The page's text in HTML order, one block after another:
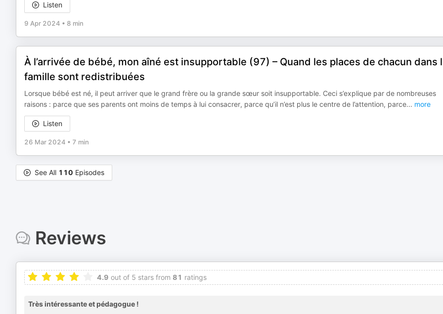
Listen
9 Apr 2024 • 8 min
À l’arrivée de bébé, mon aîné est insupportable (97) – Quand les places de chacun dans
famille sont redistribuées
Lorsque bébé est né, il peut arriver que le grand frère ou la grande sœur soit insupportable. Ceci s’explique par de nombreuses
raisons : parce que ses parents ont moins de temps à lui consacrer, parce qu’il n’est plus le centre de l’attention, parce... more
Listen
26 Mar 2024 • 7 min
See All 110 Episodes
Reviews
4.9 out of 5 stars from 81 ratings
Très intéressante et pédagogue !